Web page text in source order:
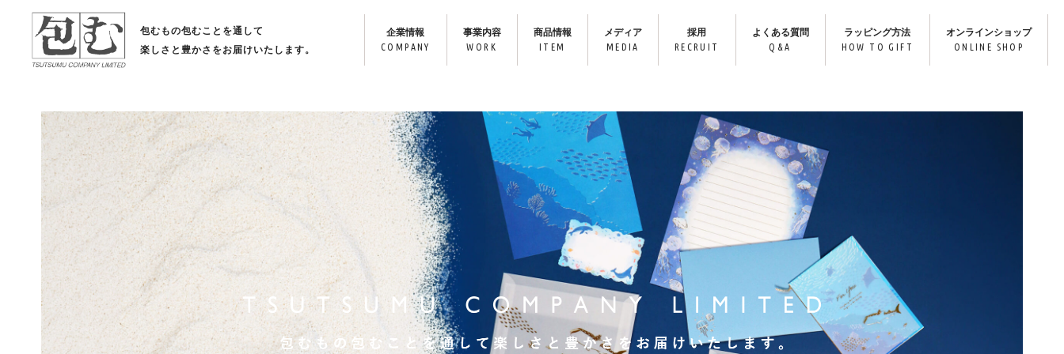
包むもの包むことを通して
楽しさと豊かさをお届けいたします。
企業情報
COMPANY
事業内容
WORK
商品情報
ITEM
メディア
MEDIA
採用
RECRUIT
よくある質問
Q&A
ラッピング方法
HOW TO GIFT
オンラインショップ
ONLINE SHOP